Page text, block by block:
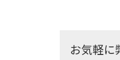
お気軽に